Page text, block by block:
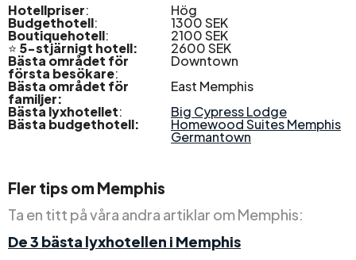
Hotellpriser: Hög
Budgethotell: 1300 SEK
Boutiquehotell: 2100 SEK
⭐ 5-stjärnigt hotell: 2600 SEK
Bästa området för
första besökare:
Downtown
Bästa området för
familjer:
East Memphis
Bästa lyxhotellet: Big Cypress Lodge
Bästa budgethotell: Homewood Suites Memphis
Germantown
Fler tips om Memphis
Ta en titt på våra andra artiklar om Memphis:
De 3 bästa lyxhotellen i Memphis